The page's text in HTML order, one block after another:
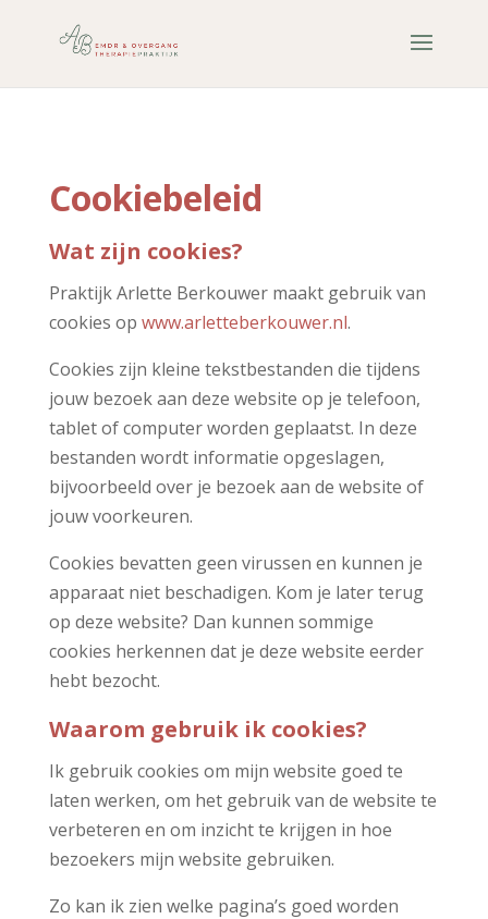
Cookiebeleid
Wat zijn cookies?
Praktijk Arlette Berkouwer maakt gebruik van
cookies op www.arletteberkouwer.nl.
Cookies zijn kleine tekstbestanden die tijdens
jouw bezoek aan deze website op je telefoon,
tablet of computer worden geplaatst. In deze
bestanden wordt informatie opgeslagen,
bijvoorbeeld over je bezoek aan de website of
jouw voorkeuren.
Cookies bevatten geen virussen en kunnen je
apparaat niet beschadigen. Kom je later terug
op deze website? Dan kunnen sommige
cookies herkennen dat je deze website eerder
hebt bezocht.
Waarom gebruik ik cookies?
Ik gebruik cookies om mijn website goed te
laten werken, om het gebruik van de website te
verbeteren en om inzicht te krijgen in hoe
bezoekers mijn website gebruiken.
Zo kan ik zien welke pagina’s goed worden